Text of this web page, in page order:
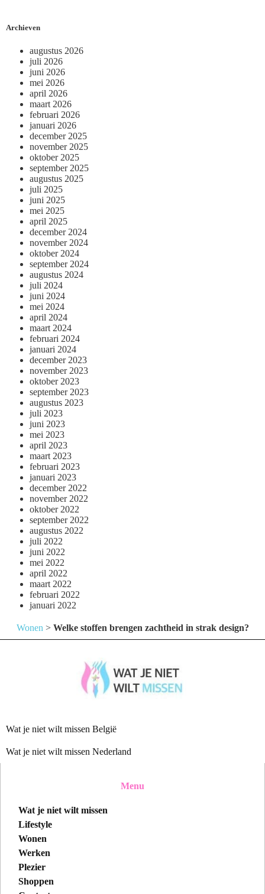
Archieven
augustus 2026
juli 2026
juni 2026
mei 2026
april 2026
maart 2026
februari 2026
januari 2026
december 2025
november 2025
oktober 2025
september 2025
augustus 2025
juli 2025
juni 2025
mei 2025
april 2025
december 2024
november 2024
oktober 2024
september 2024
augustus 2024
juli 2024
juni 2024
mei 2024
april 2024
maart 2024
februari 2024
januari 2024
december 2023
november 2023
oktober 2023
september 2023
augustus 2023
juli 2023
juni 2023
mei 2023
april 2023
maart 2023
februari 2023
januari 2023
december 2022
november 2022
oktober 2022
september 2022
augustus 2022
juli 2022
juni 2022
mei 2022
april 2022
maart 2022
februari 2022
januari 2022
Wonen > Welke stoffen brengen zachtheid in strak design?
Wat je niet wilt missen België
Wat je niet wilt missen Nederland
Menu
Wat je niet wilt missen
Lifestyle
Wonen
Werken
Plezier
Shoppen